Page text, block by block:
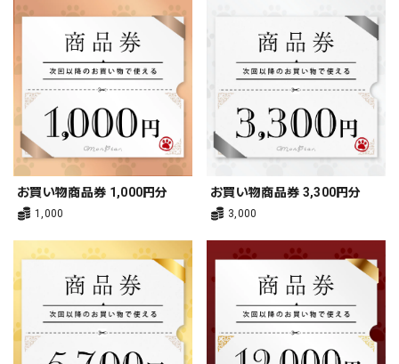
お買い物商品券 1,000円分
1,000
お買い物商品券 3,300円分
3,000